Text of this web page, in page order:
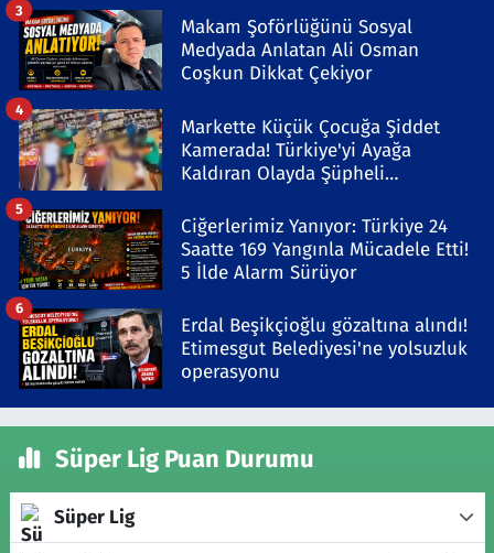
Makam Şoförlüğünü Sosyal
Medyada Anlatan Ali Osman
Coşkun Dikkat Çekiyor
3
Markette Küçük Çocuğa Şiddet
Kamerada! Türkiye'yi Ayağa
Kaldıran Olayda Şüpheli
4
Ciğerlerimiz Yanıyor: Türkiye 24
Saatte 169 Yangınla Mücadele Etti!
5 İlde Alarm Sürüyor
5
Erdal Beşikçioğlu gözaltına alındı!
Etimesgut Belediyesi'ne yolsuzluk
operasyonu
6
Süper Lig Puan Durumu
Süper Lig